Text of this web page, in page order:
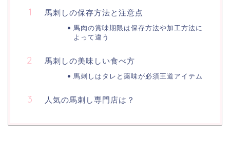
馬刺しの保存方法と注意点
馬肉の賞味期限は保存方法や加工方法に
よって違う
馬刺しの美味しい食べ方
馬刺しはタレと薬味が必須王道アイテム
人気の馬刺し専門店は？